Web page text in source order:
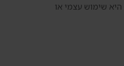
שימוש עצמי או